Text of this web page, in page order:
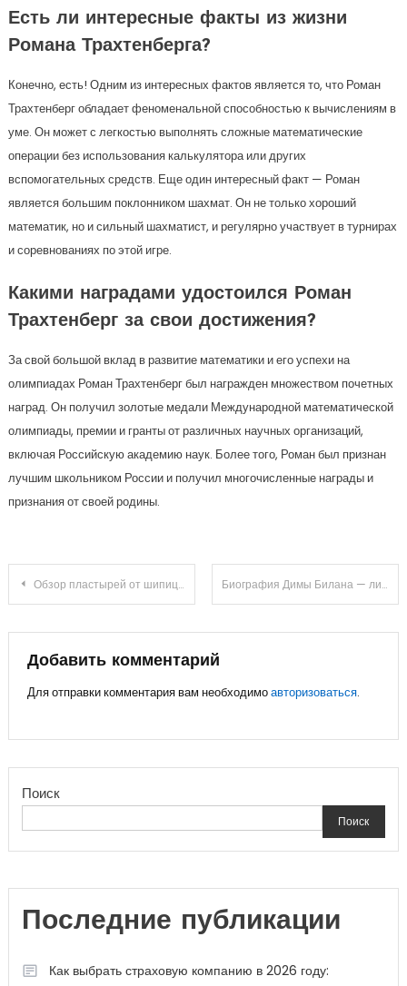
Есть ли интересные факты из жизни
Романа Трахтенберга?
Конечно, есть! Одним из интересных фактов является то, что Роман
Трахтенберг обладает феноменальной способностью к вычислениям в
уме. Он может с легкостью выполнять сложные математические
операции без использования калькулятора или других
вспомогательных средств. Еще один интересный факт — Роман
является большим поклонником шахмат. Он не только хороший
математик, но и сильный шахматист, и регулярно участвует в турнирах
и соревнованиях по этой игре.
Какими наградами удостоился Роман
Трахтенберг за свои достижения?
За свой большой вклад в развитие математики и его успехи на
олимпиадах Роман Трахтенберг был награжден множеством почетных
наград. Он получил золотые медали Международной математической
олимпиады, премии и гранты от различных научных организаций,
включая Российскую академию наук. Более того, Роман был признан
лучшим школьником России и получил многочисленные награды и
признания от своей родины.
Навигация
по
записям
Обзор пластырей от шипицы и эффективность применения Биография Димы Билана — личная жизнь, достижения, карьера — подробности о знаменитом российском певце!
Добавить комментарий
Для отправки комментария вам необходимоавторизоваться.
Поиск
Поиск
Последние публикации
Как выбрать страховую компанию в 2026 году: